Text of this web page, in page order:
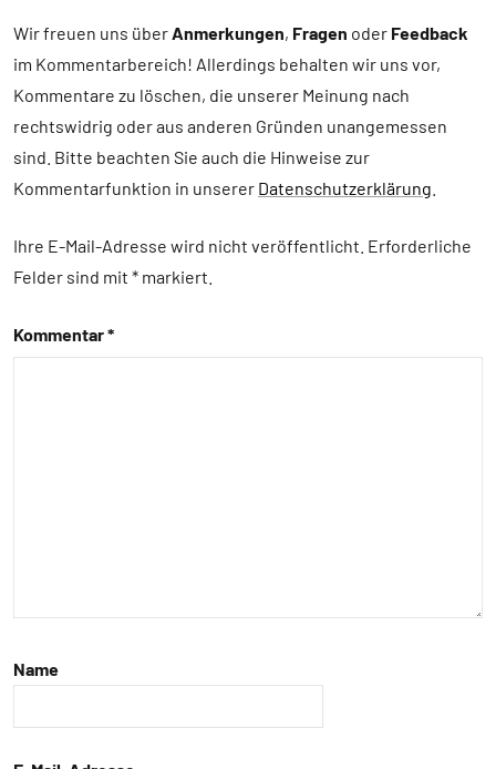
Alle
Themen
Alle
Tiergruppen
Ernährung
Fische
Forschung
Wir freuen uns über Anmerkungen, Fragen oder Feedback
im Kommentarbereich! Allerdings behalten wir uns vor,
Kommentare zu löschen, die unserer Meinung nach
rechtswidrig oder aus anderen Gründen unangemessen
sind. Bitte beachten Sie auch die Hinweise zur
Kommentarfunktion in unserer Datenschutzerklärung
Ihre E-Mail-Adresse wird nicht veröffentlicht. Erforderliche
Felder sind mit * markiert
Kommentar*
Name